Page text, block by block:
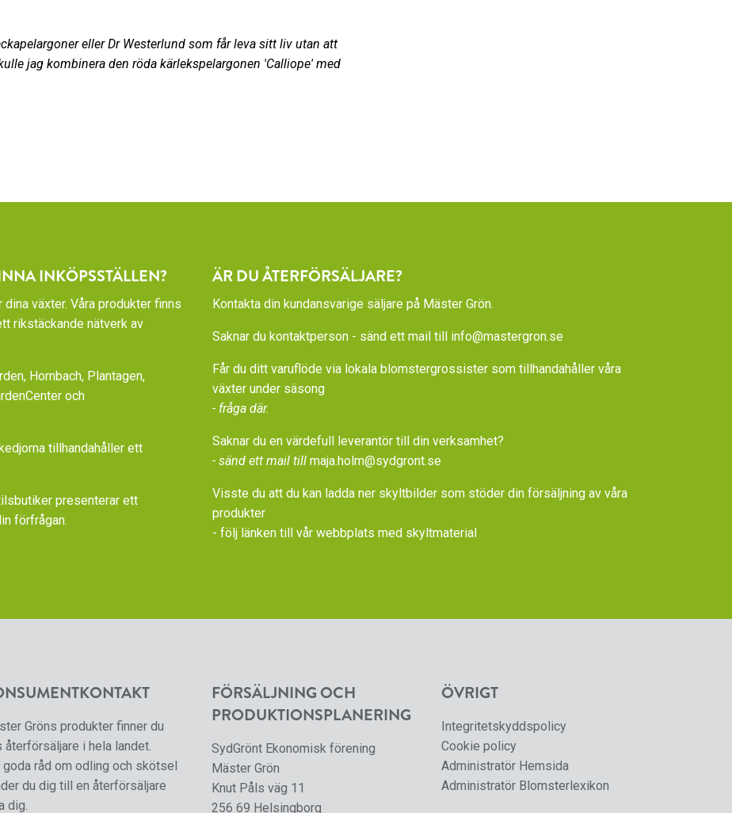
eller Dr Westerlund som får leva sitt liv utan att
jag kombinera den röda kärlekspelargonen 'Calliope' med
INKÖPSSTÄLLEN?
växter. Våra produkter finns
rikstäckande nätverk av
Hornbach, Plantagen,
och
tillhandahåller ett
presenterar ett
förfrågan.
ÄR DU ÅTERFÖRSÄLJARE?
Kontakta din kundansvarige säljare på Mäster Grön.
Saknar du kontaktperson - sänd ett mail till info@mastergron.se
Får du ditt varuflöde via lokala blomstergrossister som tillhandahåller våra
växter under säsong
- fråga där.
Saknar du en värdefull leverantör till din verksamhet?
- sänd ett mail till maja.holm@sydgront.se
Visste du att du kan ladda ner skyltbilder som stöder din försäljning av våra
produkter
- följ länken till vår webbplats med skyltmaterial
Gröns produkter finner du
återförsäljare i hela landet.
goda råd om odling och skötsel
du dig till en återförsäljare
dig.
FÖRSÄLJNING OCH
PRODUKTIONSPLANERING
SydGrönt Ekonomisk förening
Mäster Grön
Knut Påls väg 11
256 69 Helsingborg
ÖVRIGT
Integritetskyddspolicy
Cookie policy
Administratör Hemsida
Administratör Blomsterlexikon